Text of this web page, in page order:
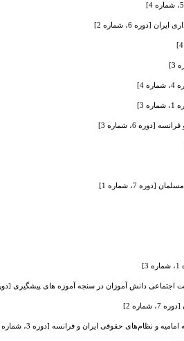
[دوره 6، شماره 2]
4]
3]
6، شماره 3]
7، شماره 1]
دانش آموزان در سنجه آموزه های پیشگیری [دوره 2،
2]
و نظام‌های حقوقی ایران و فرانسه [دوره 3، شماره 4]